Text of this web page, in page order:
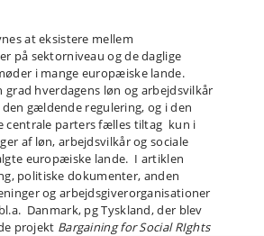
at eksistere mellem
på sektorniveau og de daglige
i mange europæiske lande.
hverdagens løn og arbejdsvilkår
gældende regulering, og i den
centrale parters fælles tiltag kun i
af løn, arbejdsvilkår og sociale
europæiske lande. I artiklen
politiske dokumenter, anden
og arbejdsgiverorganisationer
Danmark, pg Tyskland, der blev
projekt Bargaining for Social RIghts